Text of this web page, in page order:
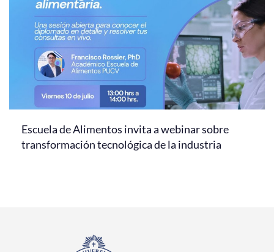
Escuela de Alimentos invita a webinar sobre
transformación tecnológica de la industria